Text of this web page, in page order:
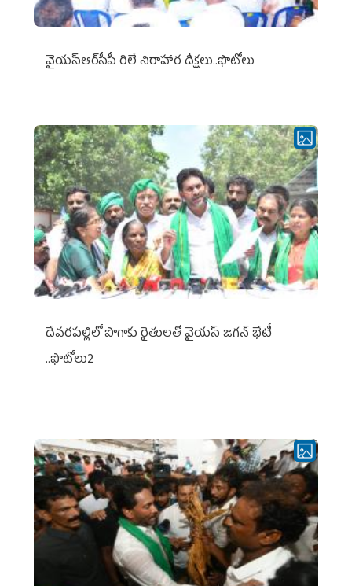
వైయ‌స్ఆర్‌సీపీ రిలే నిరాహార దీక్షలు..ఫొటోలు
దేవరపల్లిలో పొగాకు రైతులతో వైయస్ జగన్ భేటీ
..ఫొటోలు2